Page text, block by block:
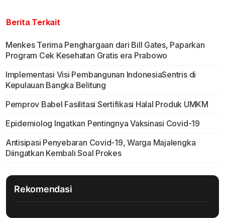
Berita Terkait
Menkes Terima Penghargaan dari Bill Gates, Paparkan
Program Cek Kesehatan Gratis era Prabowo
Implementasi Visi Pembangunan IndonesiaSentris di
Kepulauan Bangka Belitung
Pemprov Babel Fasilitasi Sertifikasi Halal Produk UMKM
Epidemiolog Ingatkan Pentingnya Vaksinasi Covid-19
Antisipasi Penyebaran Covid-19, Warga Majalengka
Diingatkan Kembali Soal Prokes
Rekomendasi